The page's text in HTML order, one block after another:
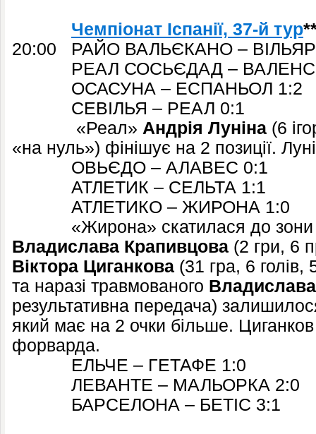
Чемпіонат Іспанії, 37-й тур
20:00 РАЙО ВАЛЬЄКАНО –
РЕАЛ СОСЬЄДАД –
ОСАСУНА – ЕСПАНЬОЛ 1:2
СЕВІЛЬЯ – РЕАЛ 0:1
«Реал» Андрія Луніна (6
«на нуль») фінішує на 2 позиції.
ОВЬЄДО – АЛАВЕС 0:1
АТЛЕТИК – СЕЛЬТА 1:1
АТЛЕТИКО – ЖИРОНА 1:0
«Жирона» скатилася до зони
Владислава Крапивцова (2 гри, 6
Віктора Циганкова (31 гра, 6 голів,
та наразі травмованого
результативна передача)
який має на 2 очки більше. Циганков
форварда.
ЕЛЬЧЕ – ГЕТАФЕ 1:0
ЛЕВАНТЕ – МАЛЬОРКА 2:0
БАРСЕЛОНА – БЕТІС 3:1